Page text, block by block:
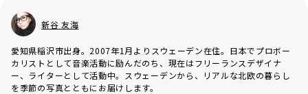
新谷 友海
愛知県稲沢市出身。2007年1月よりスウェーデン在住。日本でプロボー
カリストとして音楽活動に励んだのち、現在はフリーランスデザイナ
ー、ライターとして活動中。スウェーデンから、リアルな北欧の暮らし
を季節の写真とともにお届けします。